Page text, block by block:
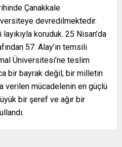
Çanakkale
devredilmektedir.
koruduk. 25 Nisan’da
57. Alay’ın temsili
Üniversitesi’ne teslim
bir bayrak değil; bir milletin
verilen mücadelenin en güçlü
bir şeref ve ağır bir